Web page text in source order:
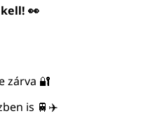
👀
zárva 🔐
is 🚆✈️